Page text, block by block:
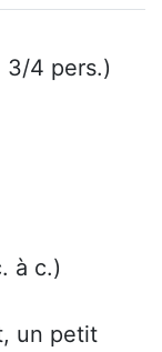
4 pers.)
à c.)
un petit